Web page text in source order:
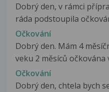
Dobrý den, v rámci
ráda podstoupila
Očkování
Dobrý den. Mám 4
veku 2 měsíců očkována
Očkování
Dobrý den, chtela bych